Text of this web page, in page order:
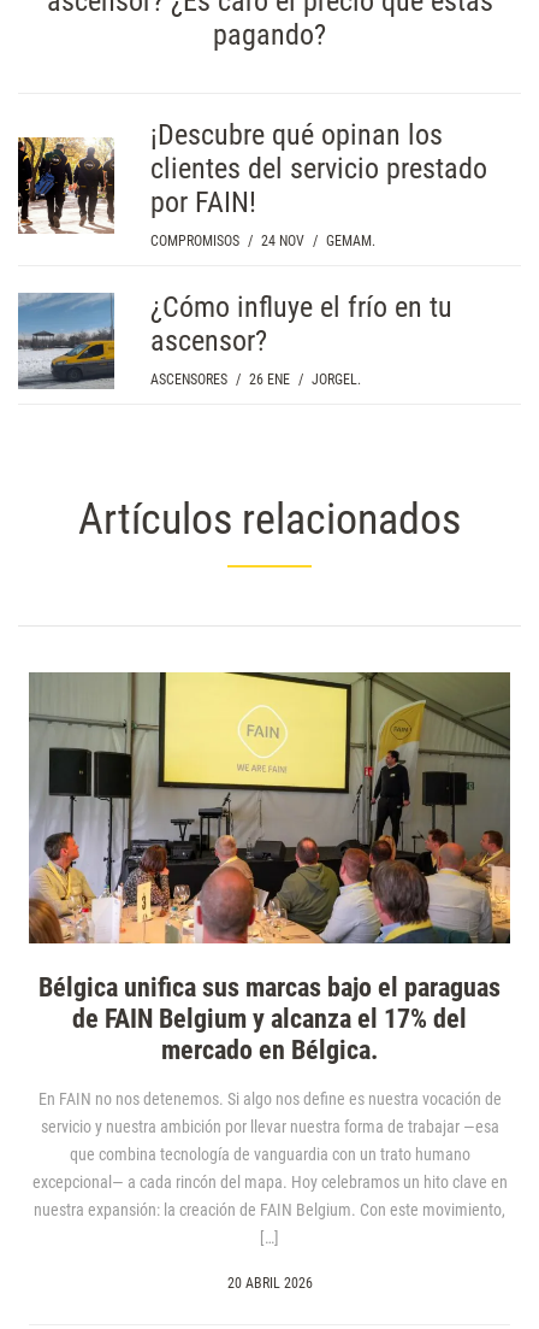
pagando?
¡Descubre qué opinan los
clientes del servicio prestado
por FAIN!
COMPROMISOS / 24 NOV / GEMAM.
¿Cómo influye el frío en tu
ascensor?
ASCENSORES / 26 ENE / JORGEL.
Artículos relacionados
Bélgica unifica sus marcas bajo el paraguas
de FAIN Belgium y alcanza el 17% del
mercado en Bélgica.
En FAIN no nos detenemos. Si algo nos define es nuestra vocación de
servicio y nuestra ambición por llevar nuestra forma de trabajar —esa
que combina tecnología de vanguardia con un trato humano
excepcional— a cada rincón del mapa. Hoy celebramos un hito clave en
nuestra expansión: la creación de FAIN Belgium. Con este movimiento,
[…]
20 ABRIL 2026